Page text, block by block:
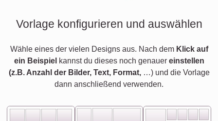
Vorlage konfigurieren und auswählen
Wähle eines der vielen Designs aus. Nach dem Klick auf
ein Beispiel kannst du dieses noch genauer einstellen
(z.B. Anzahl der Bilder, Text, Format,…) und die Vorlage
dann anschließend verwenden.